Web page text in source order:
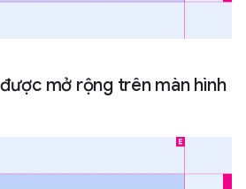
mở rộng trên màn hình